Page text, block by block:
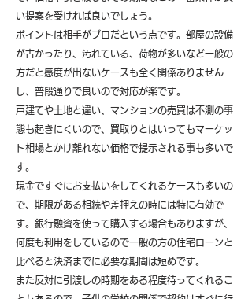
い提案を受ければ良いでしょう。
ポイントは相手がプロだという点です。部屋の設備
が古かったり、汚れている、荷物が多いなど一般の
方だと感度が出ないケースも全く関係ありません
し、普段通りで良いので対応が楽です。
戸建てや土地と違い、マンションの売買は不測の事
態も起きにくいので、買取りとはいってもマーケッ
ト相場とかけ離れない価格で提示される事も多いで
す。
現金ですぐにお支払いをしてくれるケースも多いの
で、期限がある相続や差押えの時には特に有効で
す。銀行融資を使って購入する場合もありますが、
何度も利用をしているので一般の方の住宅ローンと
比べると決済までに必要な期間は短めです。
また反対に引渡しの時期をある程度待ってくれるこ